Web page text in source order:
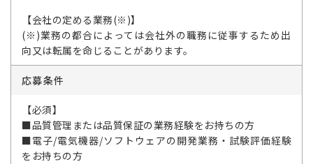
【会社の定める業務(※)】
(※)業務の都合によっては会社外の職務に従事するため出
向又は転属を命じることがあります。
応募条件
【必須】
■品質管理または品質保証の業務経験をお持ちの方
■電子/電気機器/ソフトウェアの開発業務・試験評価経験
をお持ちの方